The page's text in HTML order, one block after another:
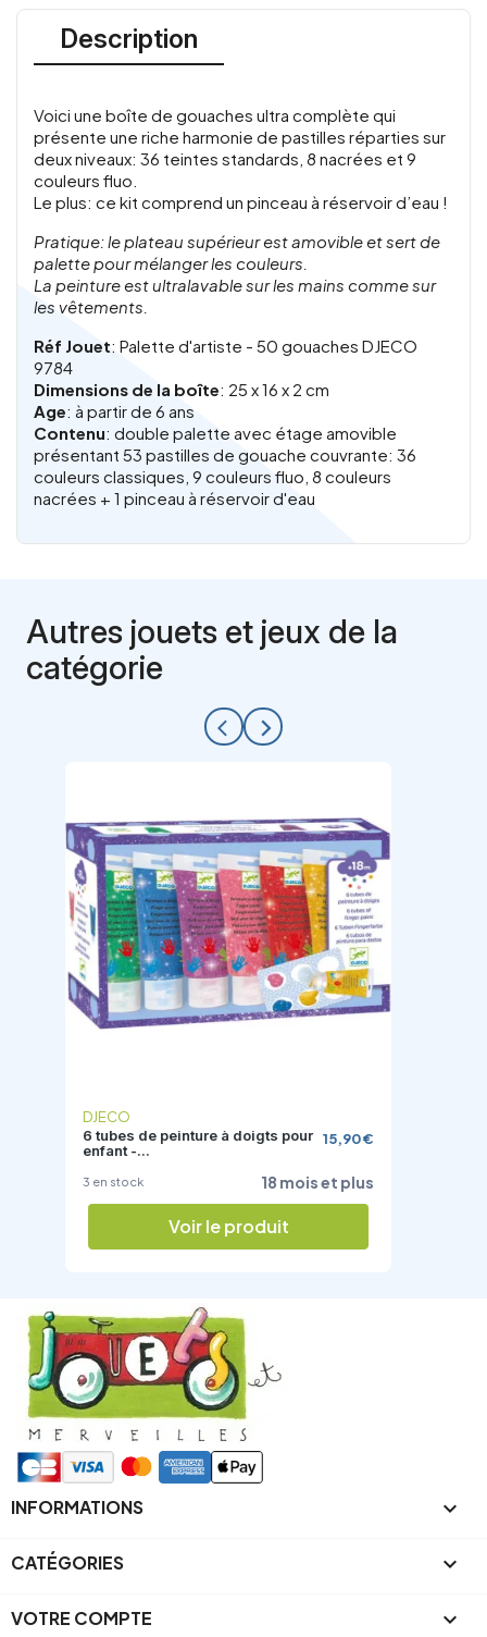
Description
Voici une boîte de gouaches ultra complète qui
présente une riche harmonie de pastilles réparties sur
deux niveaux: 36 teintes standards, 8 nacrées et 9
couleurs fluo.
Le plus: ce kit comprend un pinceau à réservoir d’eau !
Pratique: le plateau supérieur est amovible et sert de
palette pour mélanger les couleurs.
La peinture est ultralavable sur les mains comme sur
les vêtements.
Réf Jouet: Palette d'artiste - 50 gouaches DJECO
9784
Dimensions de la boîte: 25 x 16 x 2 cm
Age: à partir de 6 ans
Contenu: double palette avec étage amovible
présentant 53 pastilles de gouache couvrante: 36
couleurs classiques, 9 couleurs fluo, 8 couleurs
nacrées + 1 pinceau à réservoir d'eau
Autres jouets et jeux de la
catégorie
arrow_back_ios arrow_forward_ios
DJECO
6 tubes de peinture à doigts pour
enfant -...
3 en stock
15,90 €
18 mois et plus
Voir le produit
INFORMATIONS 
CATÉGORIES 
VOTRE COMPTE 